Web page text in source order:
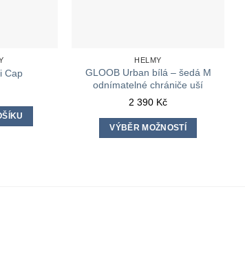
Cap
HELMY
GLOOB Urban bílá – šedá M
odnímatelné chrániče uší
2 390 Kč
VÝBĚR MOŽNOSTÍ